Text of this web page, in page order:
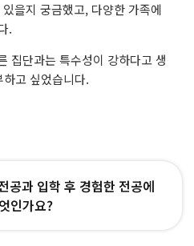
을지 궁금했고, 다양한 가족에
.
집단과는 특수성이 강하다고 생
고 싶었습니다.
공과 입학 후 경험한 전공에
인가요?